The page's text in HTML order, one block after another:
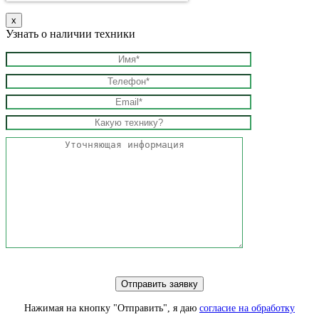
х
Узнать о наличии техники
Нажимая на кнопку "Отправить", я даю согласие на обработку